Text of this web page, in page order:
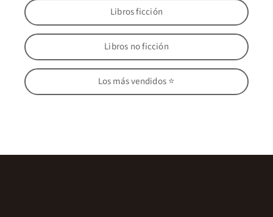
Libros ficción
Libros no ficción
Los más vendidos ⭐